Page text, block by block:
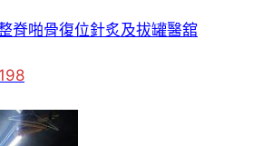
脊啪骨復位針炙及拔罐醫舘